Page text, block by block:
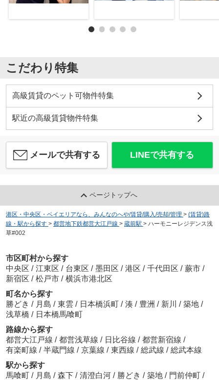
こだわり特集
高級賃貸のペット可物件特集
駅近の高級賃貸物件特集
メールで共有する LINEで共有する
ページトップへ
港区・中央区・ベイエリアなら、みんなのへや/賃貸/購入/売却/管理 > (賃貸)路
線・駅から探す > 都営地下鉄都営大江戸線 > 蔵前駅 > ハーモニーレジデンス浅
草#002
市区町村から探す
中央区 / 江東区 / 台東区 / 墨田区 / 港区 / 千代田区 / 蕨市 /
新宿区 / 松戸市 / 横浜市港北区
町名から探す
勝どき / 月島 / 東雲 / 日本橋浜町 / 湊 / 豊洲 / 新川 / 築地 /
浅草橋 / 日本橋馬喰町
路線から探す
都営大江戸線 / 都営浅草線 / 日比谷線 / 都営新宿線 /
有楽町線 / 半蔵門線 / 京葉線 / 東西線 / 総武線 / 総武本線
駅から探す
馬喰町 / 月島 / 森下 / 清澄白河 / 勝どき / 築地 / 門前仲町 /